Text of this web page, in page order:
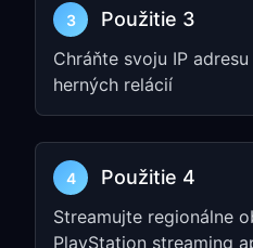
VyberteSet Up
Zvoľte svoju Wi-Fi
Settings
NastavteProxy
Zadajte IP
Pre PlayStation 4
Prejdite do
3 Použitie 3
Chráňte svoju IP
herných relácií
4 Použitie 4
Streamujte regionálne
PlayStation streaming